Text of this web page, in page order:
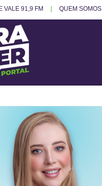
VALE 91,9 FM QUEM SOMOS